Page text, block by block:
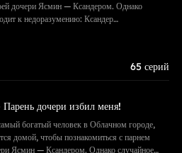
дочери Ясмин — Ксандером. Однако
к недоразумению: Ксандер
65 серий
Парень дочери избил меня!
богатый человек в Облачном городе,
домой, чтобы познакомиться с парнем
Ясмин — Ксандером. Однако случайное